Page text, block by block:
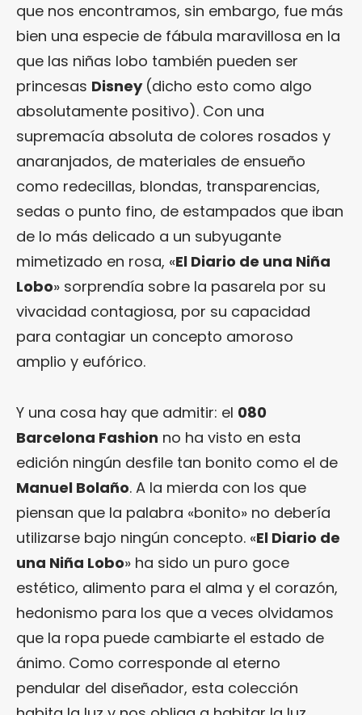
que nos encontramos, sin embargo, fue más
bien una especie de fábula maravillosa en la
que las niñas lobo también pueden ser
princesas Disney (dicho esto como algo
absolutamente positivo). Con una
supremacía absoluta de colores rosados y
anaranjados, de materiales de ensueño
como redecillas, blondas, transparencias,
sedas o punto fino, de estampados que iban
de lo más delicado a un subyugante
mimetizado en rosa, «El Diario de una Niña
Lobo» sorprendía sobre la pasarela por su
vivacidad contagiosa, por su capacidad
para contagiar un concepto amoroso
amplio y eufórico.
Y una cosa hay que admitir: el 080
Barcelona Fashion no ha visto en esta
edición ningún desfile tan bonito como el de
Manuel Bolaño. A la mierda con los que
piensan que la palabra «bonito» no debería
utilizarse bajo ningún concepto. «El Diario de
una Niña Lobo» ha sido un puro goce
estético, alimento para el alma y el corazón,
hedonismo para los que a veces olvidamos
que la ropa puede cambiarte el estado de
ánimo. Como corresponde al eterno
pendular del diseñador, esta colección